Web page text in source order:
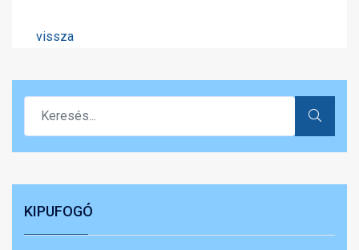
vissza
KIPUFOGÓ